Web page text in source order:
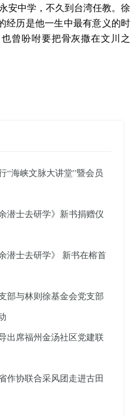
安中学，不久到台湾任教。徐
经历是他一生中最有意义的时
曾吩咐要把骨灰撒在文川之
“海峡文脉大讲堂”暨会员
潜士去研学》新书捐赠仪
潜士去研学》 新书在榕首
部与林则徐基金会党支部
出席福州金汤社区党建联
作协联合采风团走进古田